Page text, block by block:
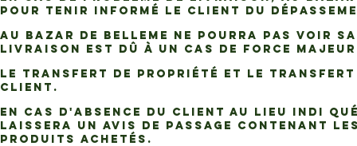
pour tenir informé le Client du
AU BAZAR DE BELLEME ne pourra pas
livraison est dû à un cas de force
Le transfert de propriété et le transfert
Client.
En cas d'absence du Client au lieu indi
laissera un avis de passage contenant
Produits achetés.